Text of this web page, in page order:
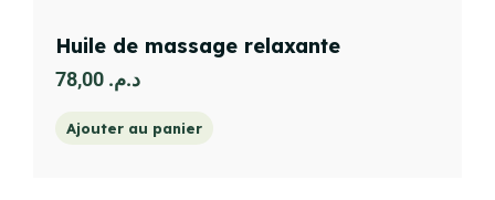
Huile de massage relaxante
د.م.
Ajouter au panier